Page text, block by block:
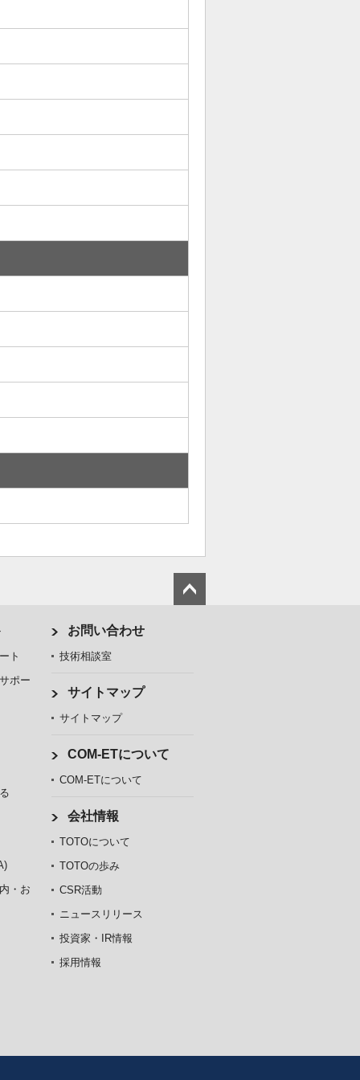
ト
ポー
・お
お問い合わせ
技術相談室
サイトマップ
サイトマップ
COM-ETについて
COM-ETについて
会社情報
TOTOについて
TOTOの歩み
CSR活動
ニュースリリース
投資家・IR情報
採用情報